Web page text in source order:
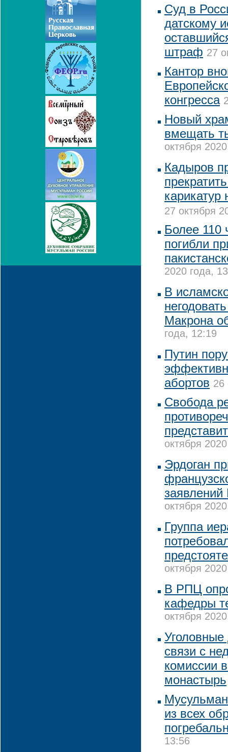
Суд в
датскому
штраф 27
Кантор
конгресса
Новый
вмещать
октября
Кадыров
27 октября
Более 110
погибли
2020 года,
В
Макрона
года, 12:19
Путин
абортов 26
Свобода
октября
Эрдоган
октября
Группа
октября
В РПЦ
кафедры
октября
связи с
комиссии
монастырь
из всех
13:56